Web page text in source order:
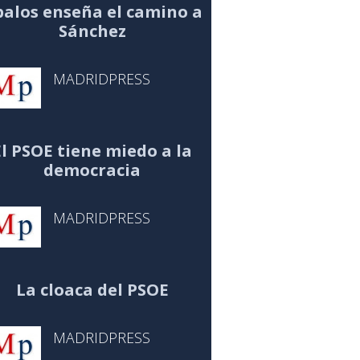
enseña el camino a
Sánchez
MADRIDPRESS
PSOE tiene miedo a la
democracia
MADRIDPRESS
La cloaca del PSOE
MADRIDPRESS